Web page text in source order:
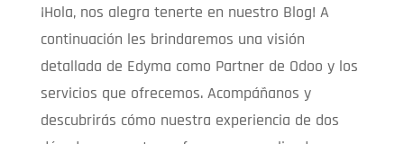
¡Hola, nos alegra tenerte en nuestro Blog! A
continuación les brindaremos una visión
detallada de Edyma como Partner de Odoo y los
servicios que ofrecemos. Acompáñanos y
descubrirás cómo nuestra experiencia de dos